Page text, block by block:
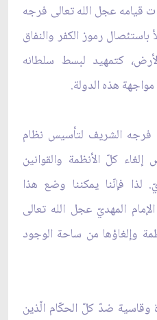
قيامه عجل الله تعالى فرجه
رموز الكفر والنفاق
كتمهيد لبسط سلطانه
هذه الدولة.
فرجه الشريف لتأسيس نظام
كلّ الأنظمة والقوانين
لذا فإنّنا يمكننا وضع هذا
المهديّ عجل الله تعالى
وإلغاؤها من ساحة الوجود
ضدّ كلّ الحكّام الّذين